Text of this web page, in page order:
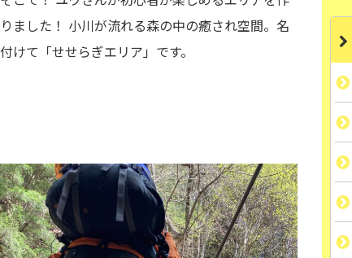
りました！ 小川が流れる森の中の癒され空間。名
付けて「せせらぎエリア」です。